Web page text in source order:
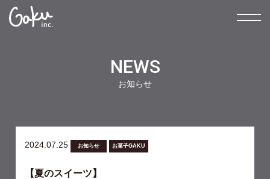
NEWS
お知らせ
2024.07.25 お知らせ お菓子GAKU
【夏のスイーツ】